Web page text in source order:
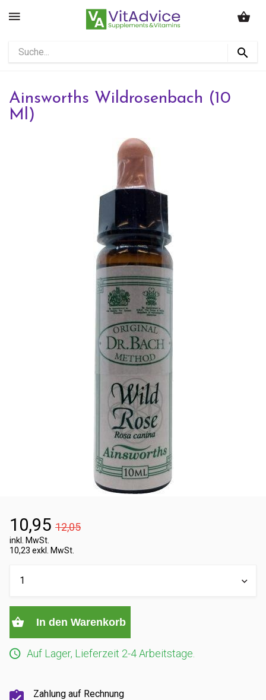
Ainsworths Wildrosenbach (10
Ml)
10,95 12,05
inkl. MwSt.
10,23 exkl. MwSt.
In den Warenkorb
Auf Lager, Lieferzeit 2-4 Arbeitstage.
Zahlung auf Rechnung